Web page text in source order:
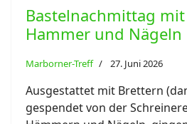
Bastelnachmittag mit
Hammer und Nägeln
Marborner-Treff 27. Juni 2026
Ausgestattet mit Brettern
gespendet von der